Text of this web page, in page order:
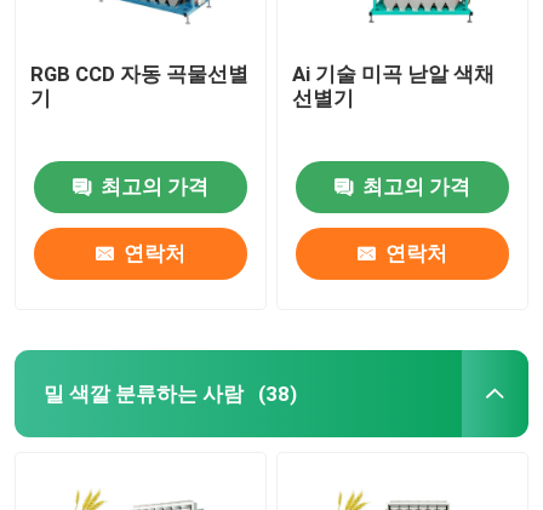
제품
RGB CCD 자동 곡물선별
기
최고의 가격
연락처
Ai 기술 미곡 낟알 색채
선별기
최고의 가격
연락처
밀 색깔 분류하는 사람 (38)